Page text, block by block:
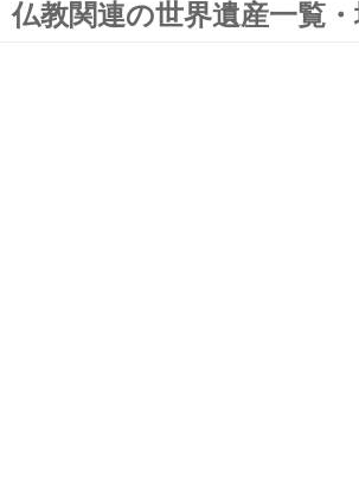
仏教関連の世界遺産一覧・